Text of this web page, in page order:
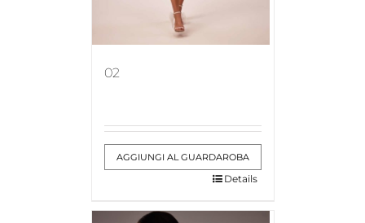
02
AGGIUNGI AL GUARDAROBA
Details